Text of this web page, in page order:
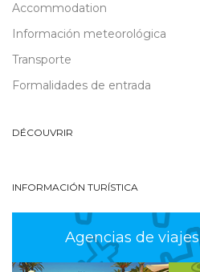
Accommodation
Información meteorológica
Transporte
Formalidades de entrada
DÉCOUVRIR
INFORMACIÓN TURÍSTICA
Agencias de viajes